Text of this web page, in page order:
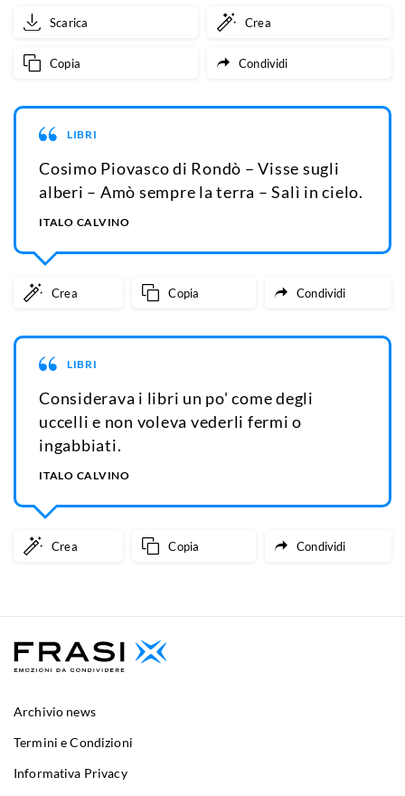
Scarica Crea
Copia Condividi
LIBRI
Cosimo Piovasco di Rondò – Visse sugli
alberi – Amò sempre la terra – Salì in cielo.
ITALO CALVINO
Crea Copia Condividi
LIBRI
Considerava i libri un po' come degli
uccelli e non voleva vederli fermi o
ingabbiati.
ITALO CALVINO
Crea Copia Condividi
Archivio news
Termini e Condizioni
Informativa Privacy